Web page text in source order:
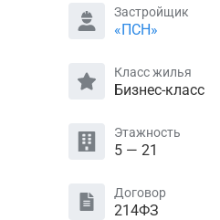
Застройщик
«ПСН»
Класс жилья
Бизнес-класс
Этажность
5 — 21
Договор
214ФЗ